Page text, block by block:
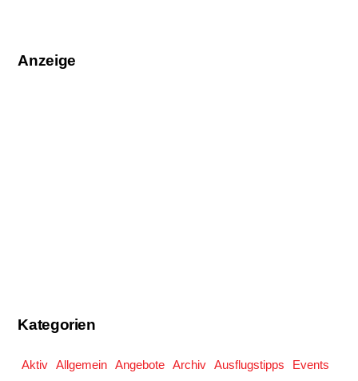
Anzeige
Kategorien
Aktiv Allgemein Angebote Archiv Ausflugstipps Events